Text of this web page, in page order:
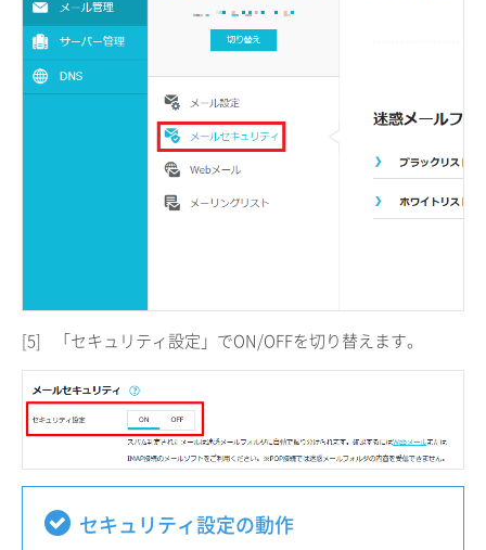
[5] 「セキュリティ設定」でON/OFFを切り替えます。
セキュリティ設定の動作